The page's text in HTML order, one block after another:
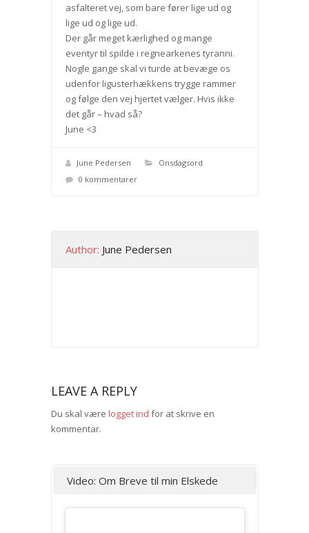
asfalteret vej, som bare fører lige ud og
lige ud og lige ud.
Der går meget kærlighed og mange
eventyr til spilde i regnearkenes tyranni.
Nogle gange skal vi turde at bevæge os
udenfor ligusterhækkens trygge rammer
og følge den vej hjertet vælger. Hvis ikke
det går – hvad så?
June <3
June Pedersen
Onsdagsord
0 kommentarer
Author: June Pedersen
LEAVE A REPLY
Du skal være logget ind for at skrive en
kommentar.
Video: Om Breve til min Elskede